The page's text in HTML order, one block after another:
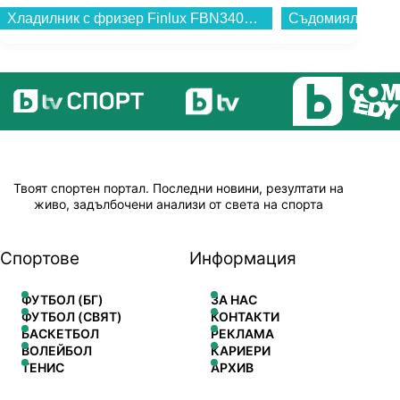
Хладилник с фризер Finlux FBN340B GLASS , 322 l, E , No Frost , Черно стъкло...
Твоят спортен портал. Последни новини, резултати на
живо, задълбочени анализи от света на спорта
Спортове
ФУТБОЛ (БГ)
ФУТБОЛ (СВЯТ)
БАСКЕТБОЛ
ВОЛЕЙБОЛ
ТЕНИС
Информация
ЗА НАС
КОНТАКТИ
РЕКЛАМА
КАРИЕРИ
АРХИВ